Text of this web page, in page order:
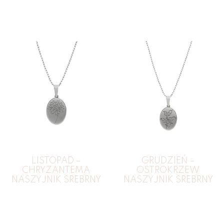
LISTOPAD –
CHRYZANTEMA
NASZYJNIK SREBRNY
GRUDZIEŃ –
OSTROKRZEW
NASZYJNIK SREBRNY